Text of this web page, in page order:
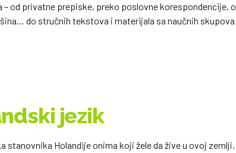
od privatne prepiske, preko poslovne korespondencije,
do stručnih tekstova i materijala sa naučnih
jezik
stanovnika Holandije onima koji žele da žive u ovoj